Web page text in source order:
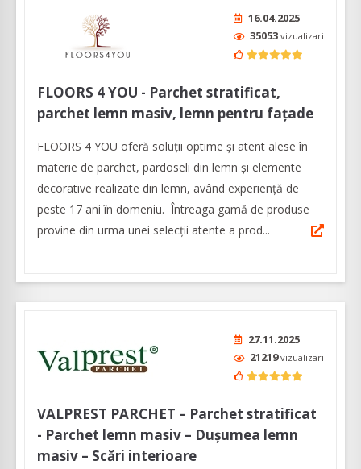
16.04.2025
35053 vizualizari
FLOORS 4 YOU - Parchet stratificat,
parchet lemn masiv, lemn pentru fațade
FLOORS 4 YOU oferă soluții optime și atent alese în
materie de parchet, pardoseli din lemn şi elemente
decorative realizate din lemn, având experienţă de
peste 17 ani în domeniu. Întreaga gamă de produse
provine din urma unei selecții atente a prod...
27.11.2025
21219vizualizari
VALPREST PARCHET – Parchet stratificat
- Parchet lemn masiv – Dușumea lemn
masiv – Scări interioare